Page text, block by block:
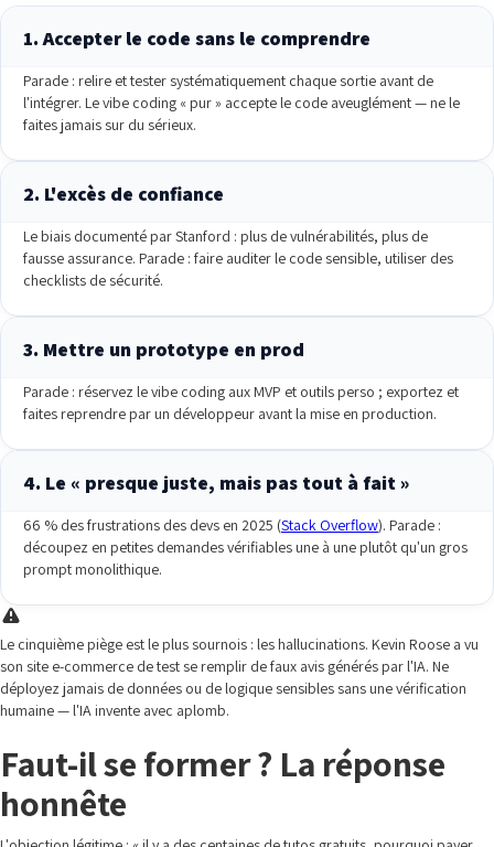
1. Accepter le code sans le comprendre
Parade : relire et tester systématiquement chaque sortie avant de
l'intégrer. Le vibe coding « pur » accepte le code aveuglément — ne le
faites jamais sur du sérieux.
2. L'excès de confiance
Le biais documenté par Stanford : plus de vulnérabilités, plus de
fausse assurance. Parade : faire auditer le code sensible, utiliser des
checklists de sécurité.
3. Mettre un prototype en prod
Parade : réservez le vibe coding aux MVP et outils perso ; exportez et
faites reprendre par un développeur avant la mise en production.
4. Le « presque juste, mais pas tout à fait »
66 % des frustrations des devs en 2025 (Stack Overflow). Parade :
découpez en petites demandes vérifiables une à une plutôt qu'un gros
prompt monolithique.
Le cinquième piège est le plus sournois : les hallucinations. Kevin Roose a vu
son site e-commerce de test se remplir de faux avis générés par l'IA. Ne
déployez jamais de données ou de logique sensibles sans une vérification
humaine — l'IA invente avec aplomb.
Faut-il se former ? La réponse
honnête